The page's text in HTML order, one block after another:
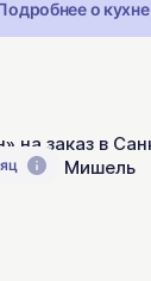
о кухне